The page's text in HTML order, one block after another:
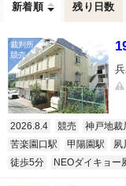
新着順 残り日数
2026.8.4 競売 神戸地裁
苦楽園口駅
甲陽園駅 夙
徒歩5分
NEOダイキョー